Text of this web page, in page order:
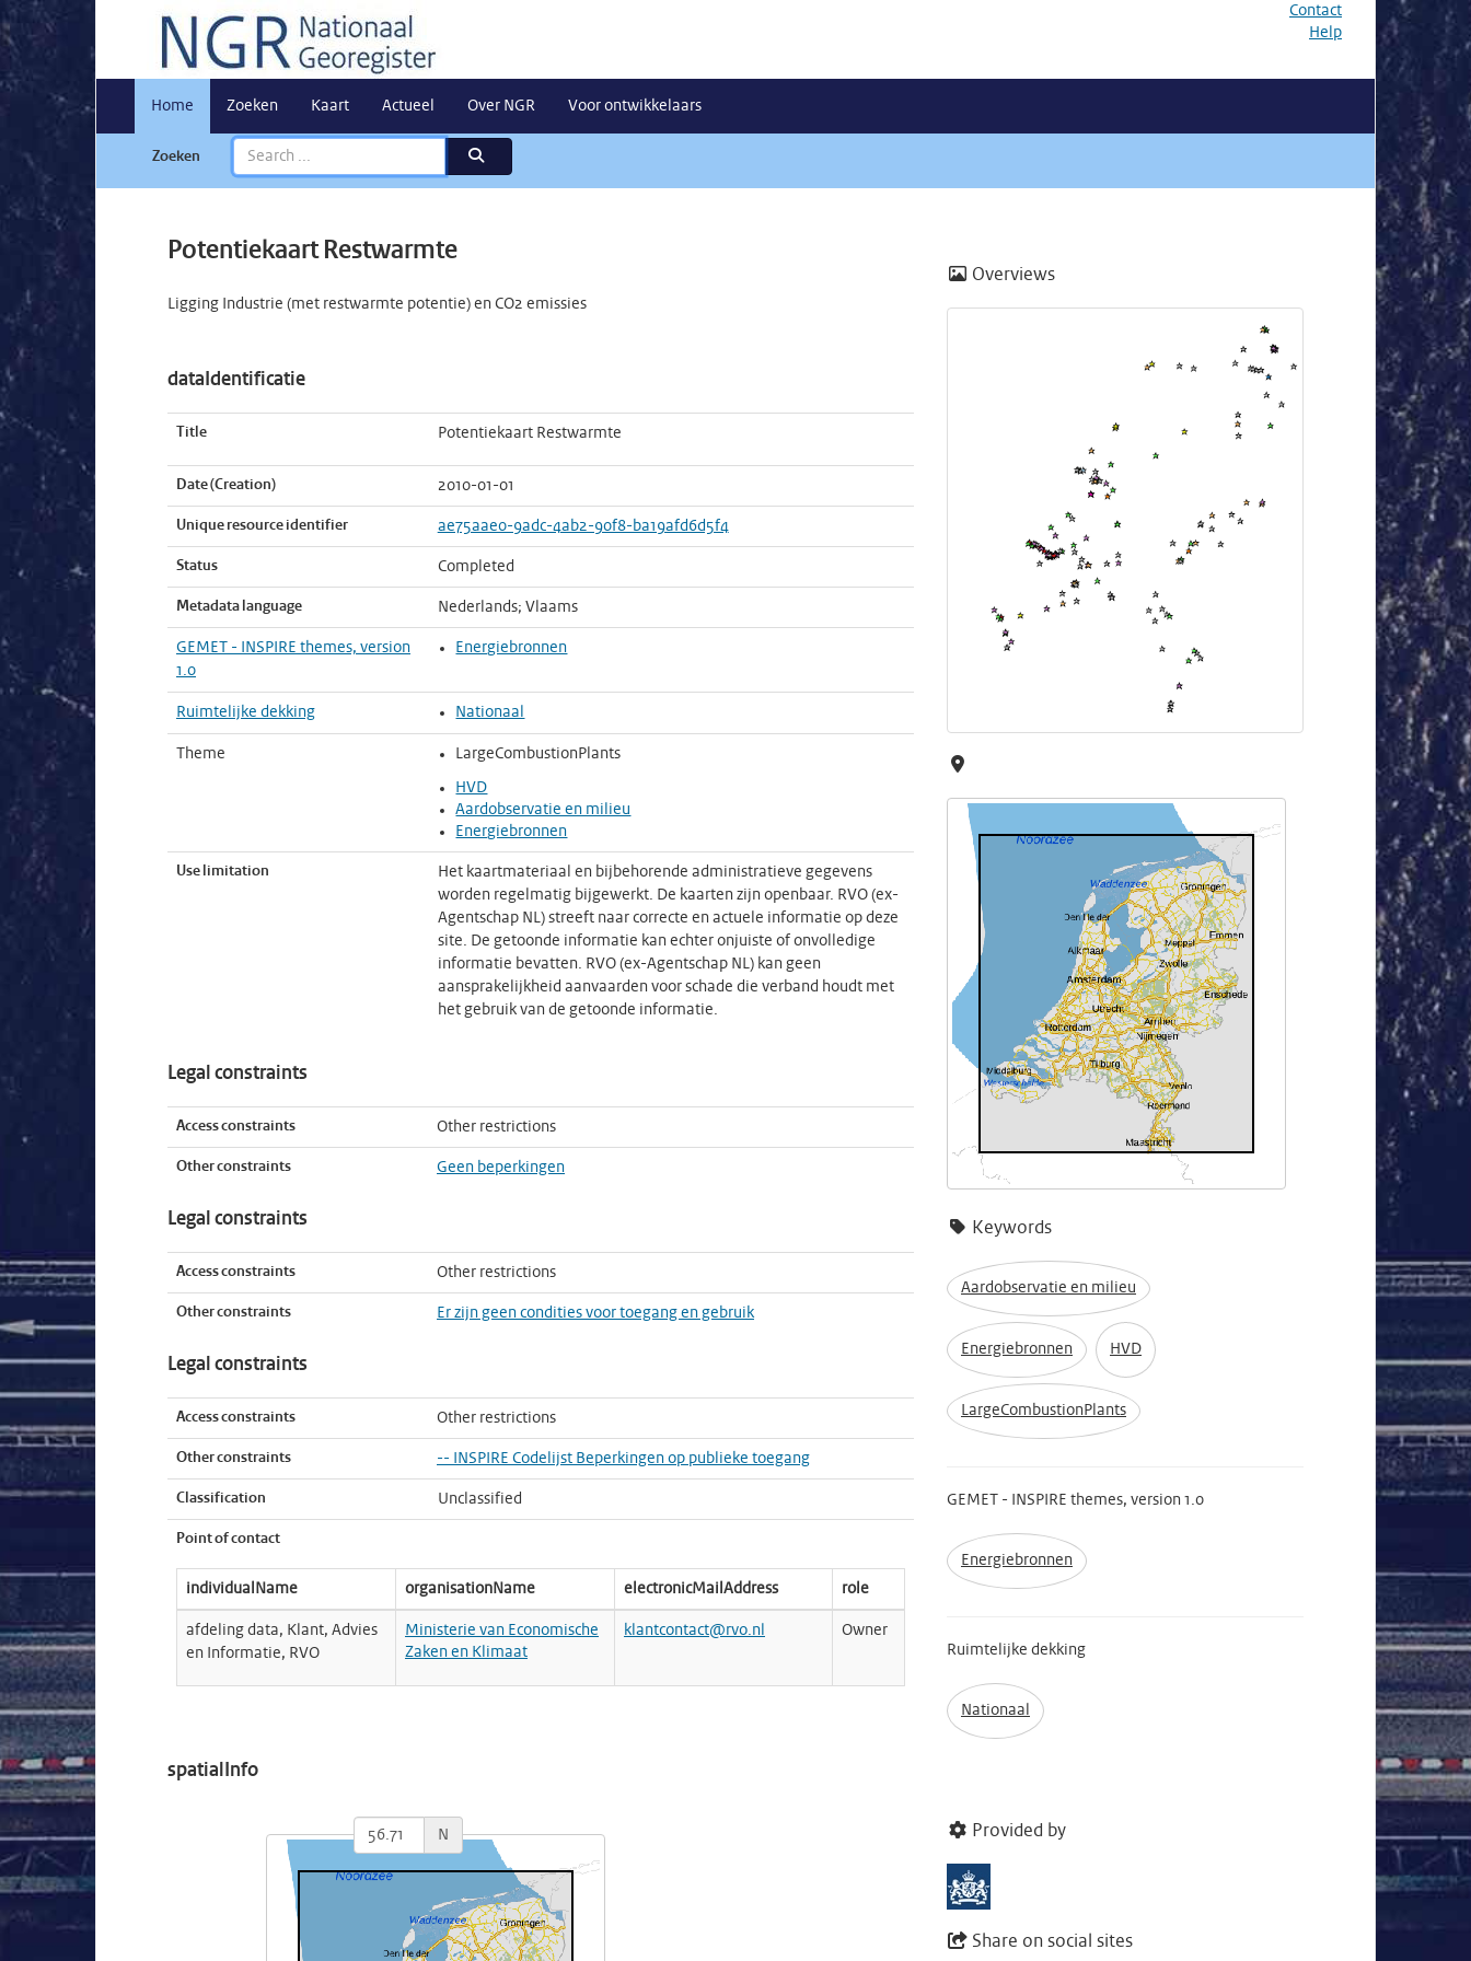
Contact
Help
Home Zoeken Kaart Actueel Over NGR Voor ontwikkelaars
Zoeken
Potentiekaart Restwarmte
Ligging Industrie (met restwarmte potentie) en CO2 emissies
dataIdentificatie
Title Potentiekaart Restwarmte
Date (Creation) 2010-01-01
Unique resource identifier ae75aae0-9adc-4ab2-90f8-ba19afd6d5f4
Status Completed
Metadata language Nederlands; Vlaams
GEMET - INSPIRE themes, version
1.0
Energiebronnen
Ruimtelijke dekking Nationaal
Theme LargeCombustionPlants
HVD
Aardobservatie en milieu
Energiebronnen
Use limitation
Het kaartmateriaal en bijbehorende administratieve gegevens
worden regelmatig bijgewerkt. De kaarten zijn openbaar. RVO (ex-
Agentschap NL) streeft naar correcte en actuele informatie op deze
site. De getoonde informatie kan echter onjuiste of onvolledige
informatie bevatten. RVO (ex-Agentschap NL) kan geen
aansprakelijkheid aanvaarden voor schade die verband houdt met
het gebruik van de getoonde informatie.
Legal constraints
Access constraints Other restrictions
Other constraints Geen beperkingen
Legal constraints
Access constraints Other restrictions
Other constraints Er zijn geen condities voor toegang en gebruik
Legal constraints
Access constraints Other restrictions
Other constraints -- INSPIRE Codelijst Beperkingen op publieke toegang
Classification Unclassified
Point of contact
individualName organisationName electronicMailAddress role
afdeling data, Klant, Advies
en Informatie, RVO
Ministerie van Economische
Zaken en Klimaat
klantcontact@rvo.nl Owner
spatialInfo
N
Overviews
Keywords
Aardobservatie en milieu
Energiebronnen HVD
LargeCombustionPlants
GEMET - INSPIRE themes, version 1.0
Energiebronnen
Ruimtelijke dekking
Nationaal
Provided by
Share on social sites